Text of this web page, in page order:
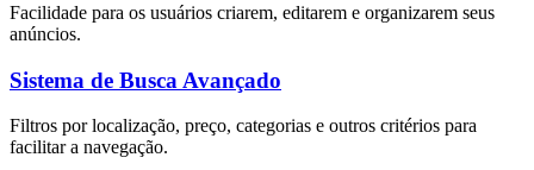
Facilidade para os usuários criarem, editarem e organizarem seus
anúncios.
Sistema de Busca Avançado
Filtros por localização, preço, categorias e outros critérios para
facilitar a navegação.